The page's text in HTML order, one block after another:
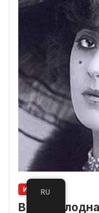
ИСТОРИЯ
Вера
RU